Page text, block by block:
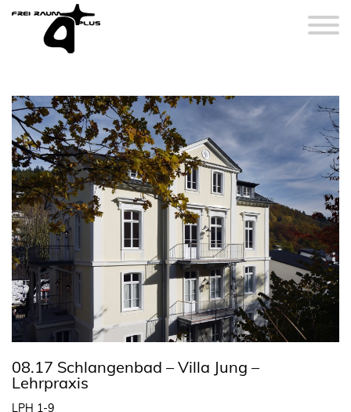
08.17 Schlangenbad – Villa Jung –
Lehrpraxis
LPH 1-9